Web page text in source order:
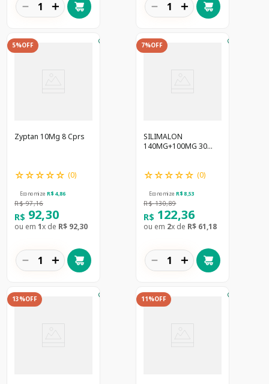
＋
－ ＋
－
5%OFF
Zyptan 10Mg 8 Cprs
☆☆☆☆☆ (0)
Economize R$ 4,86
R$ 97,16
R$ 92,30
ou em 1x de R$ 92,30
＋
－
7%OFF
SILIMALON
140MG+100MG 30
☆☆☆☆☆ (0)
Economize R$ 8,53
R$ 130,89
R$ 122,36
ou em 2x de R$ 61,18
＋
－
13%OFF 11%OFF